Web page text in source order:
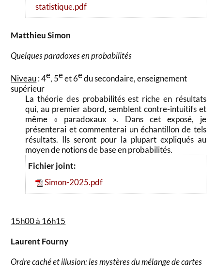
statistique.pdf
Matthieu Simon
Quelques paradoxes en probabilités
Niveau: 4e, 5eet 6edu secondaire, enseignement
supérieur
La théorie des probabilités est riche en résultats
qui, au premier abord, semblent contre-intuitifs et
même « paradoxaux ». Dans cet exposé, je
présenterai et commenterai un échantillon de tels
résultats. Ils seront pour la plupart expliqués au
moyen de notions de base en probabilités.
Fichier joint:
Simon-2025.pdf
15h00 à 16h15
Laurent Fourny
Ordre caché et illusion: les mystères du mélange de cartes